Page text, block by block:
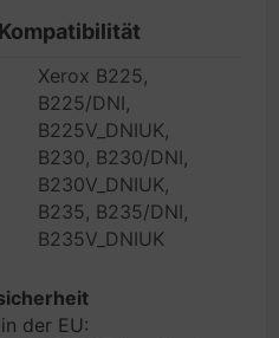
Xerox B225,
B225/DNI,
B225V_DNIUK,
B230, B230/DNI,
B230V_DNIUK,
B235, B235/DNI,
B235V_DNIUK
der EU: